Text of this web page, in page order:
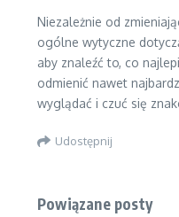
Niezależnie od
ogólne wytyczne
aby znaleźć to, co
odmienić nawet
wyglądać i czuć się
Udostępnij
Powiązane posty